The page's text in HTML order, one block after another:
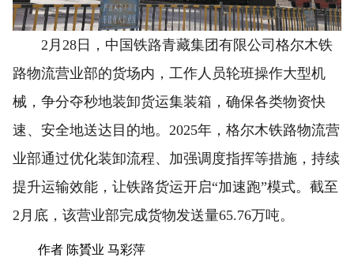
2月28日，中国铁路青藏集团有限公司格尔木铁
路物流营业部的货场内，工作人员轮班操作大型机
械，争分夺秒地装卸货运集装箱，确保各类物资快
速、安全地送达目的地。2025年，格尔木铁路物流营
业部通过优化装卸流程、加强调度指挥等措施，持续
提升运输效能，让铁路货运开启“加速跑”模式。截至
2月底，该营业部完成货物发送量65.76万吨。
作者 陈贇业 马彩萍